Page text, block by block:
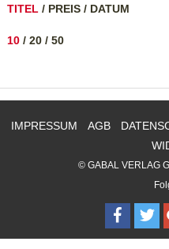
TITEL / PREIS / DATUM
10 / 20 / 50
IMPRESSUM AGB
© GABAL VERLAG